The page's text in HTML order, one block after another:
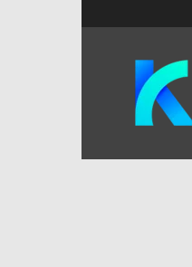
KANS
News